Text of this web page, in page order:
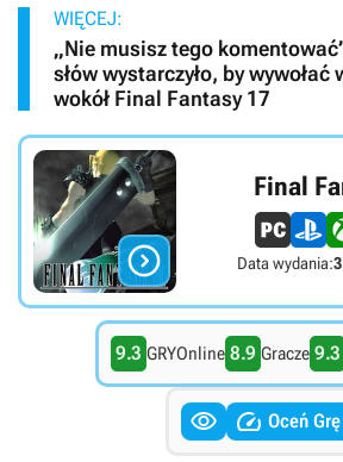
WIĘCEJ:
„Nie musisz tego
słów wystarczyło, by
wokół Final Fantasy 17

Final
Data wydania:
9.3 GRYOnline 8.9 Gracze 9.3
  Oceń Grę